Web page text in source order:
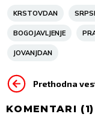
KRSTOVDAN
BOGOJAVLJENJE
JOVANJDAN
Prethodna
KOMENTARI (1)